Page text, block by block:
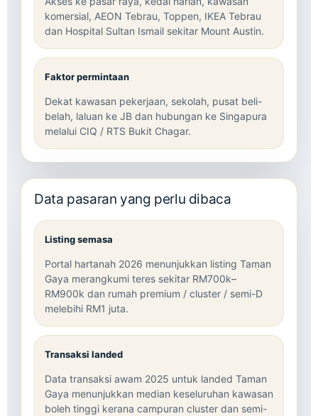
komersial, AEON Tebrau, Toppen, IKEA Tebrau
dan Hospital Sultan Ismail sekitar Mount Austin.
Faktor permintaan
Dekat kawasan pekerjaan, sekolah, pusat beli-
belah, laluan ke JB dan hubungan ke Singapura
melalui CIQ / RTS Bukit Chagar.
Data pasaran yang perlu dibaca
Listing semasa
Portal hartanah 2026 menunjukkan listing Taman
Gaya merangkumi teres sekitar RM700k–
RM900k dan rumah premium / cluster / semi-D
melebihi RM1 juta.
Transaksi landed
Data transaksi awam 2025 untuk landed Taman
Gaya menunjukkan median keseluruhan kawasan
boleh tinggi kerana campuran cluster dan semi-